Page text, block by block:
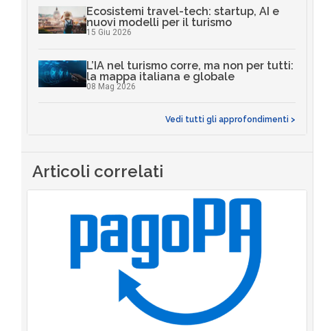
Ecosistemi travel-tech: startup, AI e
nuovi modelli per il turismo
15 Giu 2026
L’IA nel turismo corre, ma non per tutti:
la mappa italiana e globale
08 Mag 2026
Vedi tutti gli approfondimenti >
Articoli correlati